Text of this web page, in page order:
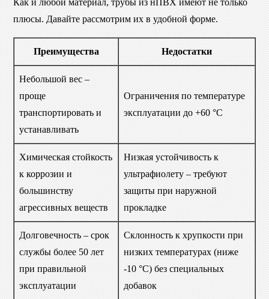
плюсы. Давайте рассмотрим их в удобной форме.
Преимущества Недостатки
Небольшой вес –
проще
транспортировать и
устанавливать
Ограничения по температуре
эксплуатации до +60 °C
Химическая стойкость
к коррозии и
большинству
агрессивных веществ
Низкая устойчивость к
ультрафиолету – требуют
защиты при наружной
прокладке
Долговечность – срок
службы более 50 лет
при правильной
эксплуатации
Склонность к хрупкости при
низких температурах (ниже
-10 °C) без специальных
добавок